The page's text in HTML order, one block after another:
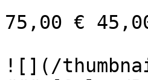
75,00 €
![](/